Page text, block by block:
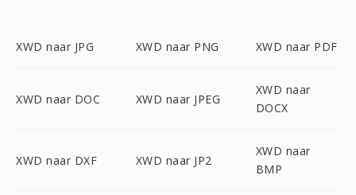
XWD naar JPG XWD naar PNG XWD naar PDF
XWD naar DOC XWD naar JPEG
XWD naar
DOCX
XWD naar DXF XWD naar JP2
XWD naar
BMP